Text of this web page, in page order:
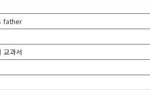
father
교과서